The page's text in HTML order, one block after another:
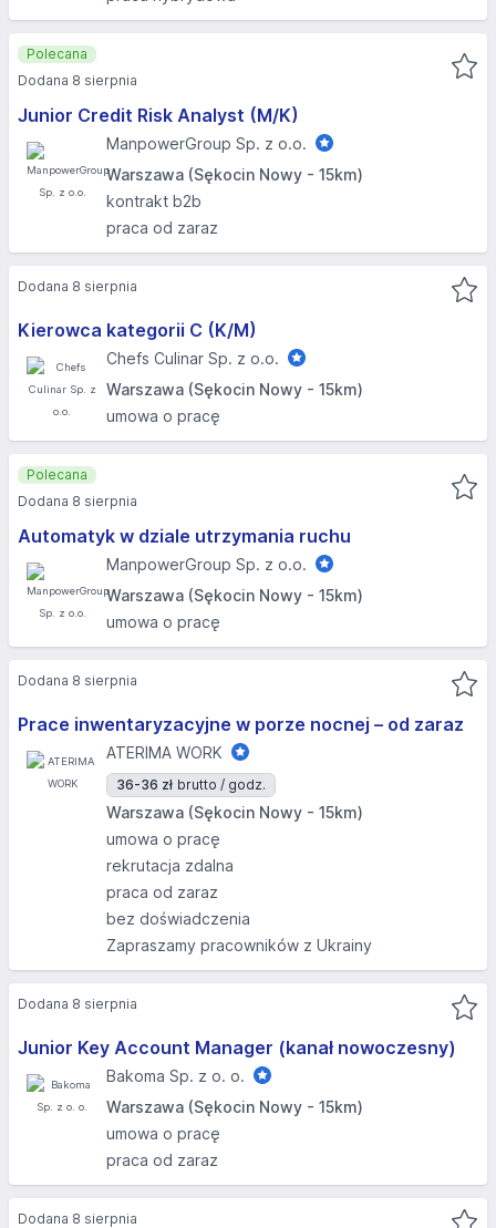
Junior Credit Risk Analyst (M/K)
ManpowerGroup Sp. z o.o.
Warszawa (Sękocin Nowy - 15km)
kontrakt b2b
praca od zaraz
Polecana
Dodana 8 sierpnia
Kierowca kategorii C (K/M)
Chefs Culinar Sp. z o.o.
Warszawa (Sękocin Nowy - 15km)
umowa o pracę
Dodana 8 sierpnia
Automatyk w dziale utrzymania ruchu
ManpowerGroup Sp. z o.o.
Warszawa (Sękocin Nowy - 15km)
umowa o pracę
Polecana
Dodana 8 sierpnia
Prace inwentaryzacyjne w porze nocnej – od zaraz
ATERIMA WORK
36-36 zł brutto / godz.
Warszawa (Sękocin Nowy - 15km)
umowa o pracę
rekrutacja zdalna
praca od zaraz
bez doświadczenia
Zapraszamy pracowników z Ukrainy
Dodana 8 sierpnia
Junior Key Account Manager (kanał nowoczesny)
Bakoma Sp. z o. o.
Warszawa (Sękocin Nowy - 15km)
umowa o pracę
praca od zaraz
Dodana 8 sierpnia
Dodana 8 sierpnia